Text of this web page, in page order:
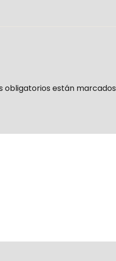
obligatorios están marcados